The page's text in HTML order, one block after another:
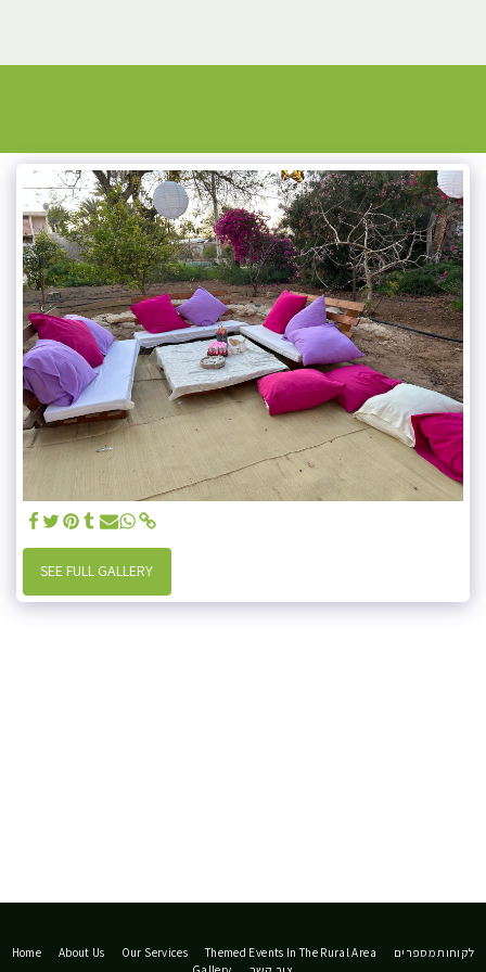
SEE FULL GALLERY
Home About Us Our Services Themed Events In The Rural Area
לקוחות מספרים